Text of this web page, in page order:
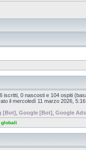
iscritti, 0 nascosti e 104 ospiti
il mercoledì 11 marzo 2026, 5:16
[Bot] Google [Bot] Google
globali